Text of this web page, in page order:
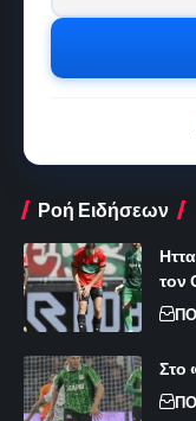
Ροή Ειδήσεων
τον
Στο